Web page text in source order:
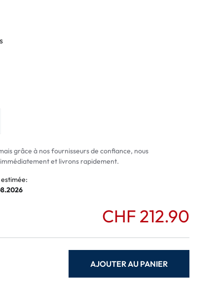
grâce à nos fournisseurs de confiance, nous
et livrons rapidement.
CHF 212.90
AJOUTER AU PANIER